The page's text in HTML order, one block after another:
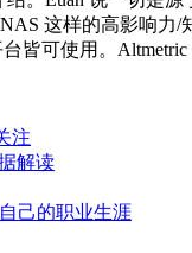
这样的高影响
皆可使用。
注
解读
己的职业生涯